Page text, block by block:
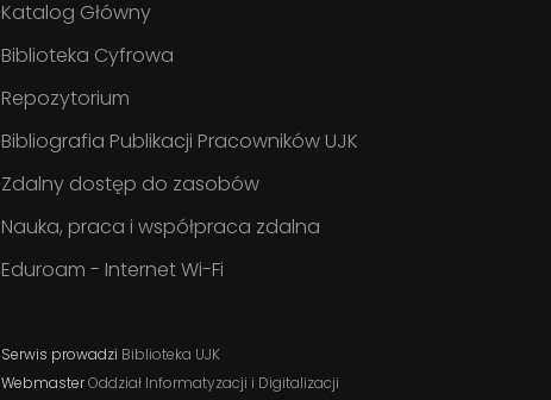
Katalog Główny
Biblioteka Cyfrowa
Repozytorium
Bibliografia Publikacji Pracowników UJK
Zdalny dostęp do zasobów
Nauka, praca i współpraca zdalna
Eduroam - Internet Wi-Fi
Serwis prowadzi Biblioteka UJK
WebmasterOddział Informatyzacji i Digitalizacji